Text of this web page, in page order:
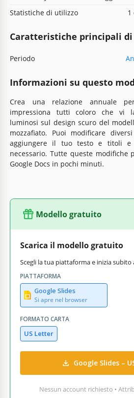
Statistiche di utilizzo
1
Caratteristiche principali
Periodo
Informazioni su questo
Crea una relazione annuale
impressiona tutti coloro che vi
luminosi sul design scuro del
mozzafiato. Puoi modificare
aggiungere il tuo testo e titoli e
necessario. Tutte queste modifiche
Google Docs in pochi minuti.
Modello gratuito
Scarica il modello gratuito
Scegli la tua piattaforma e inizia
PIATTAFORMA
Google Slides
Si apre nel browser
FORMATO CARTA
US Letter
Google Slides –
Nessun account richiesto •